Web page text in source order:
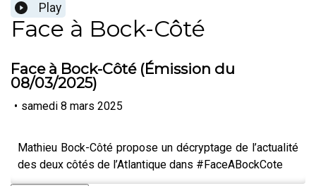
Play
Face à Bock-Côté
Face à Bock-Côté (Émission du
08/03/2025)
• samedi 8 mars 2025
Mathieu Bock-Côté propose un décryptage de l’actualité
des deux côtés de l’Atlantique dans #FaceABockCote